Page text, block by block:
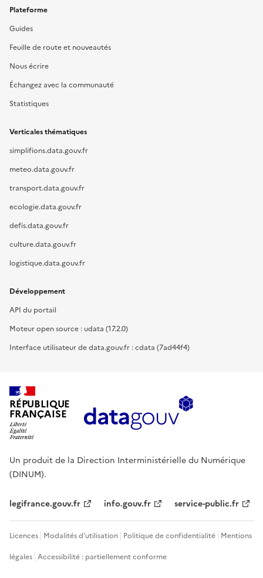
Plateforme
Guides
Feuille de route et nouveautés
Nous écrire
Échangez avec la communauté
Statistiques
Verticales thématiques
simplifions.data.gouv.fr
meteo.data.gouv.fr
transport.data.gouv.fr
ecologie.data.gouv.fr
defis.data.gouv.fr
culture.data.gouv.fr
logistique.data.gouv.fr
Développement
API du portail
Moteur open source : udata (17.2.0)
Interface utilisateur de data.gouv.fr : cdata (7ad44f4)
RÉPUBLIQUE
FRANÇAISE
Un produit de la Direction Interministérielle du Numérique
(DINUM).
legifrance.gouv.fr info.gouv.fr service-public.fr
Licences Modalités d'utilisation Politique de confidentialité Mentions
légales Accessibilité : partiellement conforme